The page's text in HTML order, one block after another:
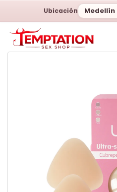
Ubicación Medellín